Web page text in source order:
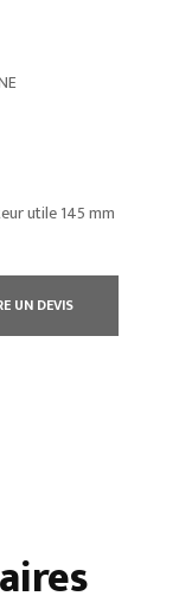
utile 145 mm
UN DEVIS